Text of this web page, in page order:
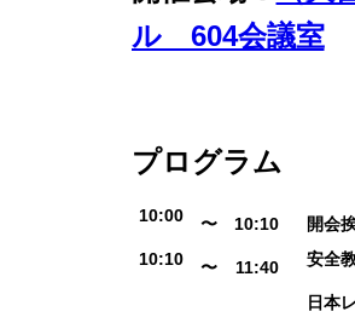
ル 604会議室
プログラム
10:00 〜 10:10
開会
10:10
〜 11:40 安全
日本